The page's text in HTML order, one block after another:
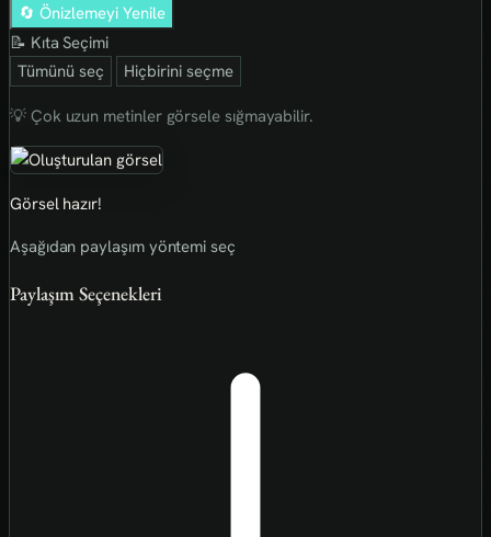
🔄 Önizlemeyi Yenile
📝 Kıta Seçimi
Tümünü seç
Hiçbirini seçme
💡 Çok uzun metinler görsele sığmayabilir.
Görsel hazır!
Aşağıdan paylaşım yöntemi seç
Paylaşım Seçenekleri